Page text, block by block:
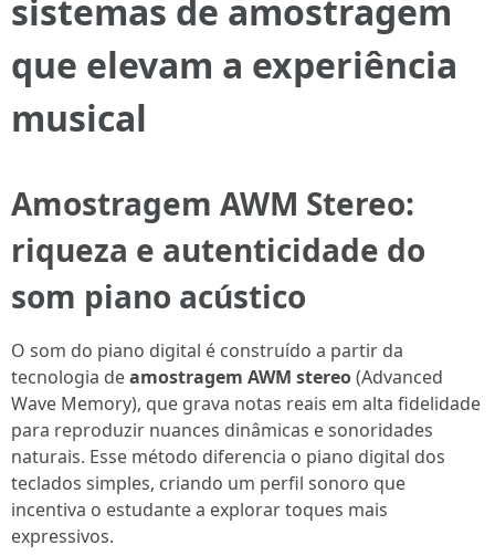
sistemas de amostragem
que elevam a experiência
musical
Amostragem AWM Stereo:
riqueza e autenticidade do
som piano acústico
O som do piano digital é construído a partir da
tecnologia deamostragem AWM stereo(Advanced
Wave Memory), que grava notas reais em alta fidelidade
para reproduzir nuances dinâmicas e sonoridades
naturais. Esse método diferencia o piano digital dos
teclados simples, criando um perfil sonoro que
incentiva o estudante a explorar toques mais
expressivos.